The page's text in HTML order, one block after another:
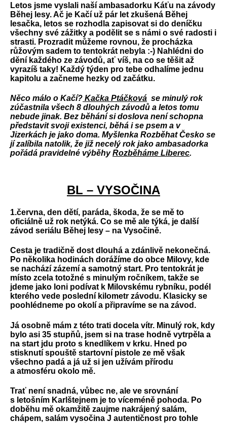
Letos jsme vyslali naší ambasadorku Káťu na závody
Běhej lesy. Ač je Kačí už pár let zkušená Běhej
lesačka, letos se rozhodla zapisovat si do deníčku
všechny své zážitky a podělit se s námi o své radosti i
strasti. Prozradit můžeme rovnou, že procházka
růžovým sadem to tentokrát nebyla :-) Nahlédni do
dění každého ze závodů, ať víš, na co se těšit až
vyrazíš taky! Každý týden pro tebe odhalíme jednu
kapitolu a začneme hezky od začátku.
Něco málo o Kačí? Kačka Ptáčková se minulý rok
zúčastnila všech 8 dlouhých závodů a letos tomu
nebude jinak. Bez běhání si doslova není schopna
představit svoji existenci, běhá i se psem a v
Jizerkách je jako doma. Myšlenka Rozběhat Česko se
jí zalíbila natolik, že již necelý rok jako ambasadorka
pořádá pravidelné výběhyRozběháme Liberec.
BL – VYSOČINA
1.června, den dětí, paráda, škoda, že se mě to
oficiálně už rok netýká. Co se mě ale týká, je další
závod seriálu Běhej lesy – na Vysočině.
Cesta je tradičně dost dlouhá a zdánlivě nekonečná.
Po několika hodinách dorážíme do obce Milovy, kde
se nachází zázemí a samotný start. Pro tentokrát je
místo zcela totožné s minulým ročníkem, takže se
jdeme jako loni podívat k Milovskému rybníku, podél
kterého vede poslední kilometr závodu. Klasicky se
poohlédneme po okolí a připravíme se na závod.
Já osobně mám z této trati docela vítr. Minulý rok, kdy
bylo asi 35 stupňů, jsem si na trase hodně vytrpěla a
na start jdu proto s knedlíkem v krku. Hned po
stisknutí spouště startovní pistole ze mě však
všechno padá a já už si jen užívám přírodu
a atmosféru okolo mě.
Trať není snadná, vůbec ne, ale ve srovnání
s letošním Karlštejnem je to víceméně pohoda. Po
doběhu mě okamžitě zaujme nakrájený salám,
chápem, salám vysočina J autentičnost pro tohle